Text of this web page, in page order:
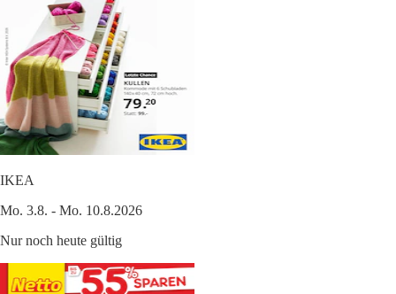
IKEA
Mo. 3.8. - Mo. 10.8.2026
Nur noch heute gültig